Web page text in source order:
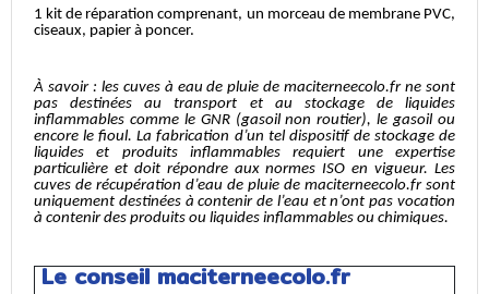
1 kit de réparation comprenant, un morceau de membrane PVC,
ciseaux, papier à poncer.
À savoir : les cuves à eau de pluie de maciterneecolo.fr ne sont
pas destinées au transport et au stockage de liquides
inflammables comme le GNR (gasoil non routier), le gasoil ou
encore le fioul. La fabrication d’un tel dispositif de stockage de
liquides et produits inflammables requiert une expertise
particulière et doit répondre aux normes ISO en vigueur. Les
cuves de récupération d’eau de pluie de maciterneecolo.fr sont
uniquement destinées à contenir de l’eau et n’ont pas vocation
à contenir des produits ou liquides inflammables ou chimiques.
Le conseil maciterneecolo.fr